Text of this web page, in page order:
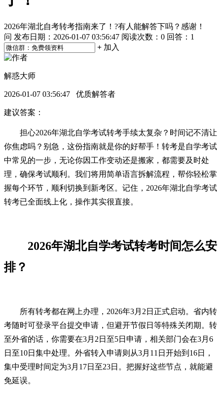
2026年湖北自考转考指南来了！?有人能解答下吗？感谢！
问 发布日期：2026-01-07 03:56:47 阅读次数： 0 回答：1
+ 加入
解惑大师
2026-01-07 03:56:47 优质解答者
建议答案：
担心2026年湖北自学考试转考手续太复杂？时间记不清让
你焦虑吗？别急，这份指南就是你的好帮手！转考是自学考试
中常见的一步，无论你因工作变动还是搬家，都需要及时处
理，确保考试顺利。我们将用简单语言拆解流程，帮你轻松掌
握每个环节，顺利切换到新考区。记住，2026年湖北自学考试
转考已全面线上化，操作其实很直接。
2026年湖北自学考试转考时间怎么安
排？
所有转考都在网上办理，2026年3月2日正式启动。省内转
考随时可登录平台提交申请，但避开节假日等特殊关闭期。转
至外省的话，你需要在3月2日至5日申请，相关部门会在3月6
日至10日集中处理。外省转入申请则从3月11日开始到16日，
集中受理时间定为3月17日至23日。把握好这些节点，就能避
免延误。